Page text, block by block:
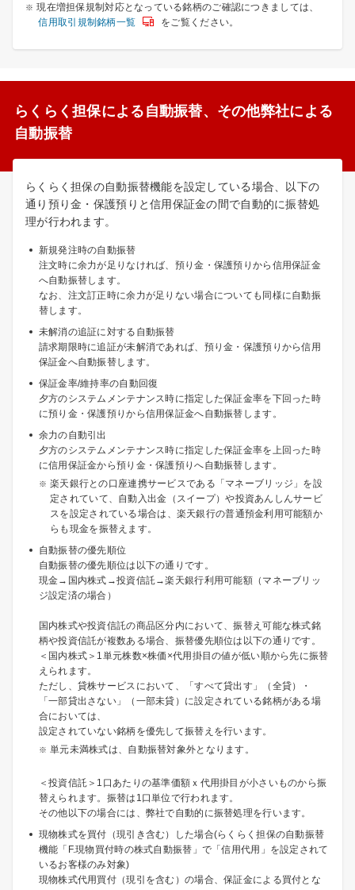
現在増担保規制対応となっている銘柄のご確認につきましては、
信用取引規制銘柄一覧
をご覧ください。
らくらく担保による自動振替、その他弊社による
自動振替
らくらく担保の自動振替機能を設定している場合、以下の
通り預り金・保護預りと信用保証金の間で自動的に振替処
理が行われます。
新規発注時の自動振替
注文時に余力が足りなければ、預り金・保護預りから信用保証金
へ自動振替します。
なお、注文訂正時に余力が足りない場合についても同様に自動振
替します。
未解消の追証に対する自動振替
請求期限時に追証が未解消であれば、預り金・保護預りから信用
保証金へ自動振替します。
保証金率/維持率の自動回復
夕方のシステムメンテナンス時に指定した保証金率を下回った時
に預り金・保護預りから信用保証金へ自動振替します。
余力の自動引出
夕方のシステムメンテナンス時に指定した保証金率を上回った時
に信用保証金から預り金・保護預りへ自動振替します。
楽天銀行との口座連携サービスである「マネーブリッジ」を設
定されていて、自動入出金（スイープ）や投資あんしんサービ
スを設定されている場合は、楽天銀行の普通預金利用可能額か
らも現金を振替えます。
自動振替の優先順位
自動振替の優先順位は以下の通りです。
現金→国内株式→投資信託→楽天銀行利用可能額（マネーブリッ
ジ設定済の場合）
国内株式や投資信託の商品区分内において、振替え可能な株式銘
柄や投資信託が複数ある場合、振替優先順位は以下の通りです。
＜国内株式＞1単元株数×株価×代用掛目の値が低い順から先に振替
えられます。
ただし、貸株サービスにおいて、「すべて貸出す」（全貸）・
「一部貸出さない」（一部未貸）に設定されている銘柄がある場
合においては、
設定されていない銘柄を優先して振替えを行います。
単元未満株式は、自動振替対象外となります。
＜投資信託＞1口あたりの基準価額ｘ代用掛目が小さいものから振
替えられます。振替は1口単位で行われます。
その他以下の場合には、弊社で自動的に振替処理を行います。
現物株式を買付（現引き含む）した場合(らくらく担保の自動振替
機能「F.現物買付時の株式自動振替」で「信用代用」を設定されて
いるお客様のみ対象)
現物株式代用買付（現引を含む）の場合、保証金による買付とな